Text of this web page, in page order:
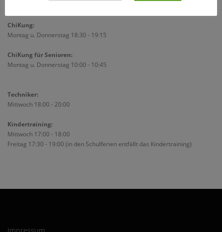
ChiKung:
Montag u. Donnerstag 18:30 - 19:15
ChiKung für Senioren:
Montag u. Donnerstag 10:00 - 10:45
Techniker:
Mittwoch 18:00 - 20:00
Kindertraining:
Mittwoch 17:00 - 18:00
Freitag 17:30 - 19:00 (in den Schulferien entfällt das Kindertraining)